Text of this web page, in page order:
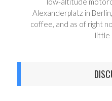
Alexanderplatz in
coffee, and as of right
little